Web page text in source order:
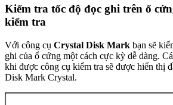
Kiểm tra tốc độ đọc ghi trên ổ
kiểm tra
Với công cụ Crystal Disk Mark bạn sẽ
ghi của ổ cứng một cách cực kỳ dễ dàng.
khi được công cụ kiểm tra sẽ được hiển thị
Disk Mark Crystal.